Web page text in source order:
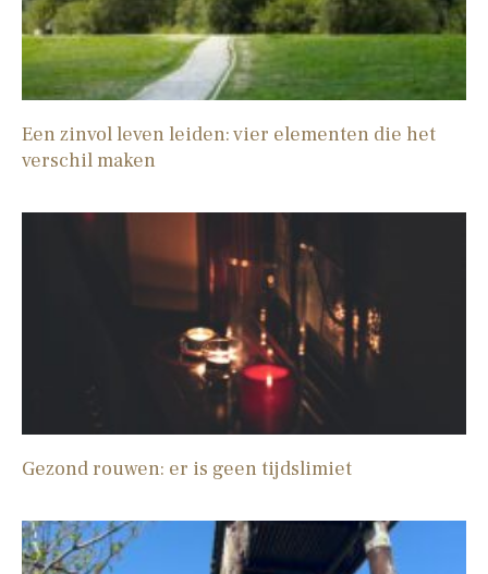
Een zinvol leven leiden: vier elementen die het
verschil maken
Gezond rouwen: er is geen tijdslimiet